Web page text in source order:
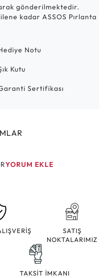
gönderilmektedir.
kadar ASSOS Pırlanta
Notu
Kutu
Sertifikası
YORUM EKLE
SATIŞ
NOKTALARIMIZ
TAKSİT İMKANI